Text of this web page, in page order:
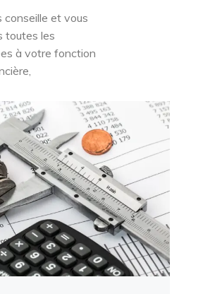
conseille et vous
toutes les
à votre fonction